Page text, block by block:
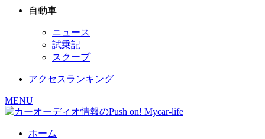
自動車
ニュース
試乗記
スクープ
アクセスランキング
MENU
ホーム